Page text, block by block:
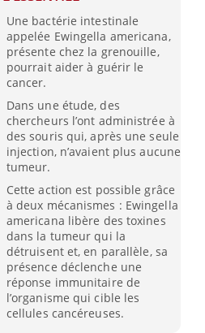
Une bactérie intestinale
appelée Ewingella americana,
présente chez la grenouille,
pourrait aider à guérir le
cancer.
Dans une étude, des
chercheurs l’ont administrée à
des souris qui, après une seule
injection, n’avaient plus aucune
tumeur.
Cette action est possible grâce
à deux mécanismes : Ewingella
americana libère des toxines
dans la tumeur qui la
détruisent et, en parallèle, sa
présence déclenche une
réponse immunitaire de
l’organisme qui cible les
cellules cancéreuses.